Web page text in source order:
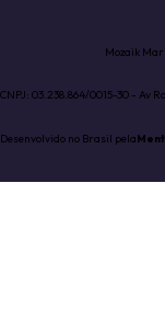
Mozaik
CNPJ: 03.238.864/0015-30 - Av
Desenvolvido no Brasil pela